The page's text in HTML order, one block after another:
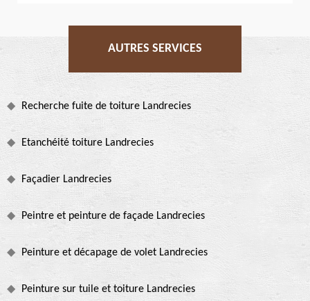
AUTRES SERVICES
Recherche fuite de toiture Landrecies
Etanchéité toiture Landrecies
Façadier Landrecies
Peintre et peinture de façade Landrecies
Peinture et décapage de volet Landrecies
Peinture sur tuile et toiture Landrecies